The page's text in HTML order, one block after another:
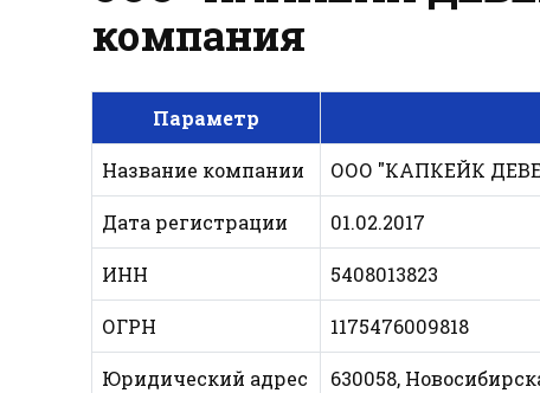
компания
Параметр
Название компании ООО "КАПКЕЙК
Дата регистрации 01.02.2017
ИНН 5408013823
ОГРН 1175476009818
Юридический адрес 630058,